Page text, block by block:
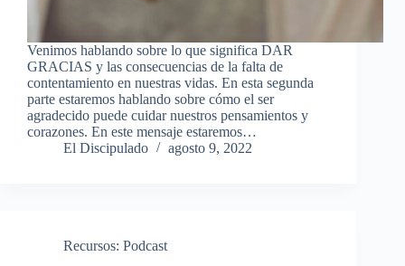
Venimos hablando sobre lo que significa DAR
GRACIAS y las consecuencias de la falta de
contentamiento en nuestras vidas. En esta segunda
parte estaremos hablando sobre cómo el ser
agradecido puede cuidar nuestros pensamientos y
corazones. En este mensaje estaremos…
El Discipulado
agosto 9, 2022
Recursos: Podcast